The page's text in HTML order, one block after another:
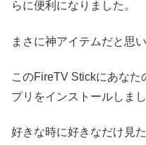
らに便利になりました。
まさに神アイテムだと思い
このFireTV Stickにあな
プリをインストールしまし
好きな時に好きなだけ見